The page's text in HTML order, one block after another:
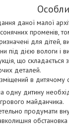
даної малої
сонячних променів,
для дітей,
під дією вологи і
що
деталей.
в дитячому
одну дитину
майданчика.
продумати
обстановка